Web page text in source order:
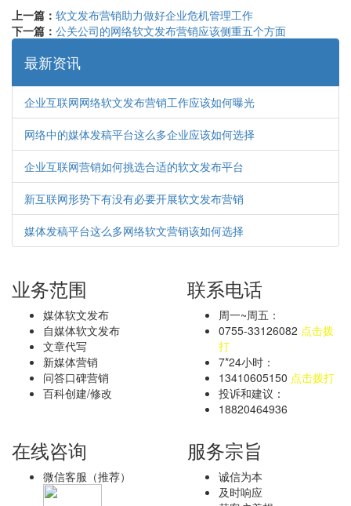
上一篇： 软文发布营销助力做好企业危机管理工作
下一篇： 公关公司的网络软文发布营销应该侧重五个方面
最新资讯
企业互联网网络软文发布营销工作应该如何曝光
网络中的媒体发稿平台这么多企业应该如何选择
企业互联网营销如何挑选合适的软文发布平台
新互联网形势下有没有必要开展软文发布营销
媒体发稿平台这么多网络软文营销该如何选择
业务范围
媒体软文发布
自媒体软文发布
文章代写
新媒体营销
问答口碑营销
百科创建/修改
联系电话
周一~周五：
0755-33126082 点击拨
打
7*24小时：
13410605150 点击拨打
投诉和建议：
18820464936
在线咨询
微信客服（推荐）
服务宗旨
诚信为本
及时响应